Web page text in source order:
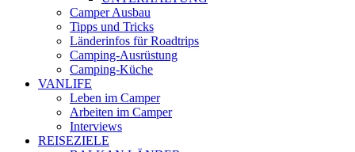
Camper Ausbau
Tipps und Tricks
Länderinfos für Roadtrips
Camping-Ausrüstung
Camping-Küche
VANLIFE
Leben im Camper
Arbeiten im Camper
Interviews
REISEZIELE